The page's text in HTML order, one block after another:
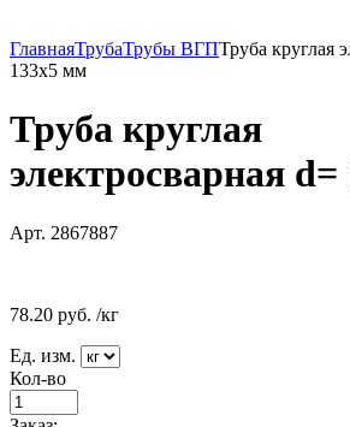
ГлавнаяТрубаТрубы ВГПТруба круглая
133х5 мм
Труба круглая
электросварная
Арт. 2867887
78.20 руб. /кг
Ед. изм.
Кол-во